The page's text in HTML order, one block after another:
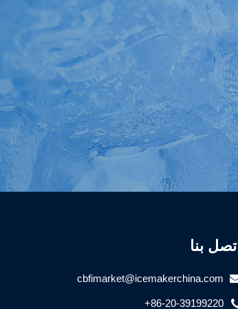
اتصل بنا
cbfimarket@icemakerchina.com
+86-20-39199220